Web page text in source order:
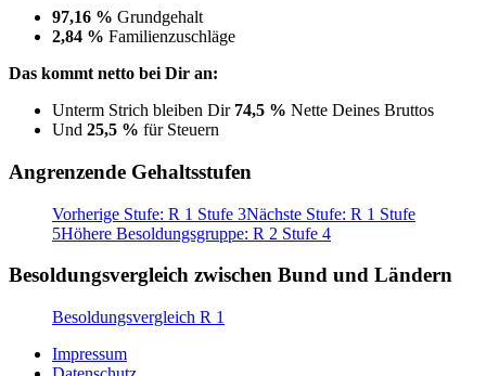
97,16 % Grundgehalt
2,84 % Familienzuschläge
Das kommt netto bei Dir an:
Unterm Strich bleiben Dir 74,5 % Nette Deines Bruttos
Und 25,5 % für Steuern
Angrenzende Gehaltsstufen
Vorherige Stufe: R 1 Stufe 3Nächste Stufe: R 1 Stufe
5Höhere Besoldungsgruppe: R 2 Stufe 4
Besoldungsvergleich zwischen Bund und Ländern
Besoldungsvergleich R 1
Impressum